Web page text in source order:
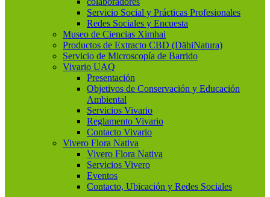
Servicio Social y Prácticas Profesionales
Redes Sociales y Encuesta
Museo de Ciencias Ximhai
Productos de Extracto CBD (DähiNatura)
Servicio de Microscopía de Barrido
Vivario UAQ
Presentación
Objetivos de Conservación y Educación
Ambiental
Servicios Vivario
Reglamento Vivario
Contacto Vivario
Vivero Flora Nativa
Vivero Flora Nativa
Servicios Vivero
Eventos
Contacto, Ubicación y Redes Sociales